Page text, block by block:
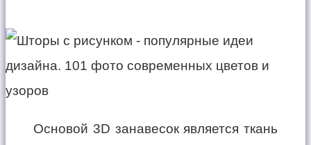
Основой 3D занавесок является ткань